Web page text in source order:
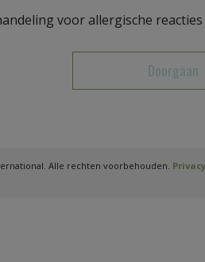
voor allergische reacties
Doorgaan
Alle rechten voorbehouden.